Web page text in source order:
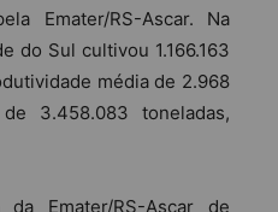
Emater/RS-Ascar. Na
do Sul cultivou 1.166.163
média de 2.968
3.458.083 toneladas,
Emater/RS-Ascar de